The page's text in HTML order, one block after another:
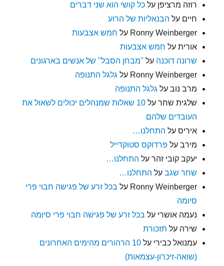
רוזה מרציפן עלכל קושי הוא שני דברים
חיים על הבנאליות של הרוע
Ronny Weinberger על חמש אצבעות
אורית על חמש אצבעות
שרונה דוכנה על "מבחן הסבל" של אנשים בארגונים
Ronny Weinberger על גלגל התנופה
מרב נוב על גלגל התנופה
שלגית שחר על
10 שאלות שמנהלים יכולים לשאול את
העובדים שלהם
איריס על התחלנו…
מירב על פרדוקס סטוקדייל
יעקב קובי זהר על התחלנו…
שחר שגב על התחלנו…
Ronny Weinberger על בכל זרע של פגישה חבוי פרי
סיומה
נעמה אושרי על בכל זרע של פגישה חבוי פרי סיומה
שירה על תזכורת
עמנואל כבירי על
10 הרהורים מהימים האחרונים
(שואה-זיכרון-עצמאות)